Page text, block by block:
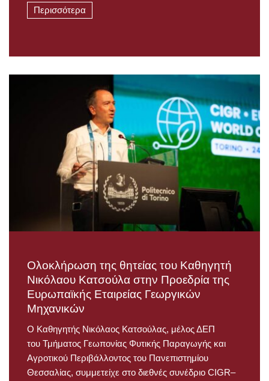
Περισσότερα
Ολοκλήρωση της θητείας του Καθηγητή
Νικόλαου Κατσούλα στην Προεδρία της
Ευρωπαϊκής Εταιρείας Γεωργικών
Μηχανικών
Ο Καθηγητής Νικόλαος Κατσούλας, μέλος ΔΕΠ
του Τμήματος Γεωπονίας Φυτικής Παραγωγής και
Αγροτικού Περιβάλλοντος του Πανεπιστημίου
Θεσσαλίας, συμμετείχε στο διεθνές συνέδριο CIGR–